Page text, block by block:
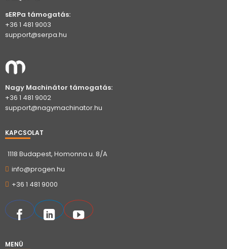
sERPa támogatás:
+36 1 481 9003
support@serpa.hu
Nagy Machinátor támogatás:
+36 1 481 9002
support@nagymachinator.hu
KAPCSOLAT
1118 Budapest, Homonna u. 8/A
info@progen.hu
+36 1 481 9000
MENÜ